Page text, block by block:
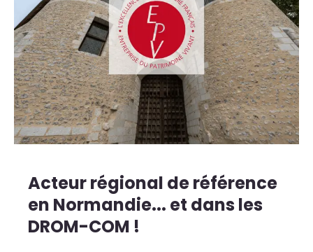
Acteur régional de référence
en Normandie... et dans les
DROM-COM !